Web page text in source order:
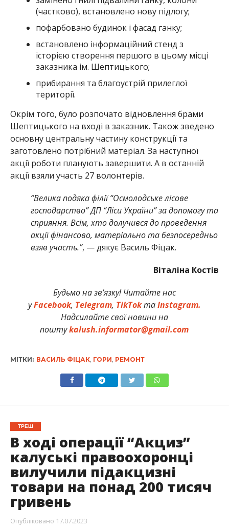
(частково), встановлено нову підлогу;
пофарбовано будинок і фасад ганку;
встановлено інформаційний стенд з
історією створення першого в цьому місці
заказника ім. Шептицького;
прибирання та благоустрій прилеглої
території.
Окрім того, було розпочато відновлення брами
Шептицького на вході в заказник. Також зведено
основну центральну частину конструкції та
заготовлено потрібний матеріал. За наступної
акції роботи планують завершити. А в останній
акції взяли участь 27 волонтерів.
“Велика подяка філії “Осмолодське лісове
господарство” ДП “Ліси України” за допомогу та
сприяння. Всім, хто долучився до проведення
акції фінансово, матеріально та безпосередньо
взяв участь.”, — дякує Василь Фіцак.
Віталіна Костів
Будьмо на зв’язку! Читайте нас
уFacebook, Telegram, TikTokтаInstagram.
Надсилайте свої новини на
поштуkalush.informator@gmail.com
МІТКИ: ВАСИЛЬ ФІЦАК, ГОРИ РЕМОНТ
ТРЕШ
В ході операції “Акциз”
калуські правоохоронці
вилучили підакцизні
товари на понад 200 тисяч
гривень
Опубліковано 17.07.2023